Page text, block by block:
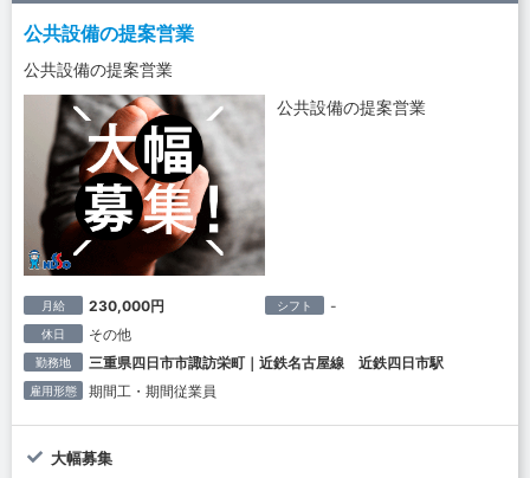
公共設備の提案営業
公共設備の提案営業
公共設備の提案営業
月給 230,000円 シフト -
休日 その他
勤務地 三重県四日市市諏訪栄町｜近鉄名古屋線 近鉄四日市駅
雇用形態 期間工・期間従業員
大幅募集